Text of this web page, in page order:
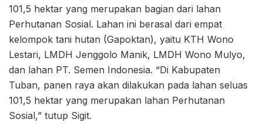
101,5 hektar yang merupakan bagian dari lahan
Perhutanan Sosial. Lahan ini berasal dari empat
kelompok tani hutan (Gapoktan), yaitu KTH Wono
Lestari, LMDH Jenggolo Manik, LMDH Wono Mulyo,
dan lahan PT. Semen Indonesia. “Di Kabupaten
Tuban, panen raya akan dilakukan pada lahan seluas
101,5 hektar yang merupakan lahan Perhutanan
Sosial,” tutup Sigit.